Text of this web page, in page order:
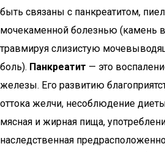
быть связаны с панкреатитом,
мочекаменной болезнью (камень
травмируя слизистую
боль). Панкреатит — это
железы. Его развитию
оттока желчи, несоблюдение
мясная и жирная пища,
наследственная